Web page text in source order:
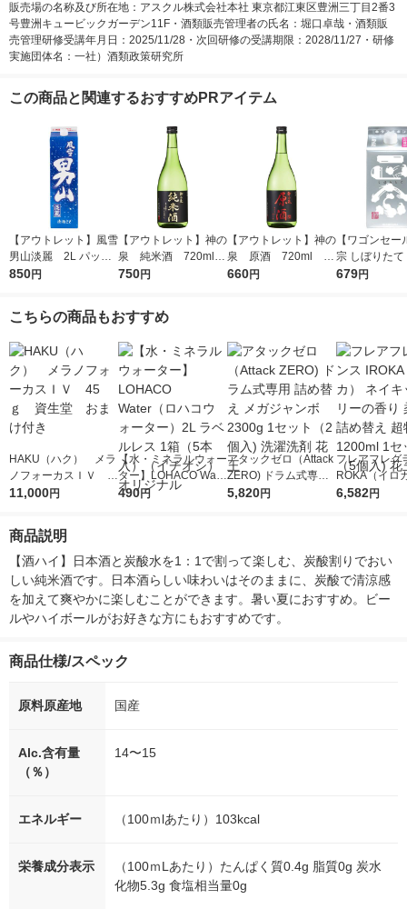
販売場の名称及び所在地：アスクル株式会社本社 東京都江東区豊洲三丁目2番3
号豊洲キュービックガーデン11F・酒類販売管理者の氏名：堀口卓哉・酒類販
売管理研修受講年月日：2025/11/28・次回研修の受講期限：2028/11/27・研修
実施団体名：一社）酒類政策研究所
この商品と関連するおすすめPRアイテム
【アウトレット】風雪
男山淡麗 2L パック
1本 東亜酒造 日本酒
850円
【アウトレット】神の
泉 純米酒 720ml 1
本 東亜酒造 日本酒
750円
【アウトレット】神の
泉 原酒 720ml 1
本 東亜酒造 日本酒
660円
【ワゴンセー
宗 しぼりたて
ック 900ml
679円
こちらの商品もおすすめ
HAKU（ハク） メラ
ノフォーカスＩＶ 4
5ｇ 資生堂 おまけ
11,000円
【水・ミネラルウォー
ター】LOHACO Wate
r（ロハコウォータ
490円
アタックゼロ（Attack
ZERO) ドラム式専用
詰め替え メガジャン
5,820円
フレアフレグ
ROKA（イロ
イキッドリリ
6,582円
商品説明
【酒ハイ】日本酒と炭酸水を1：1で割って楽しむ、炭酸割りでおい
しい純米酒です。日本酒らしい味わいはそのままに、炭酸で清涼感
を加えて爽やかに楽しむことができます。暑い夏におすすめ。ビー
ルやハイボールがお好きな方にもおすすめです。
商品仕様/スペック
原料原産地 国産
Alc.含有量
（％）
14〜15
エネルギー （100ｍlあたり）103kcal
栄養成分表示
（100ｍLあたり）たんぱく質0.4g 脂質0g 炭水
化物5.3g 食塩相当量0g